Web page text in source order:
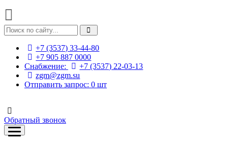
+7 (3537) 33-44-80
+7 905 887 0000
Снабжение:
+7 (3537) 22-03-13
zgm@zgm.su
Отправить запрос: 0 шт
Обратный звонок